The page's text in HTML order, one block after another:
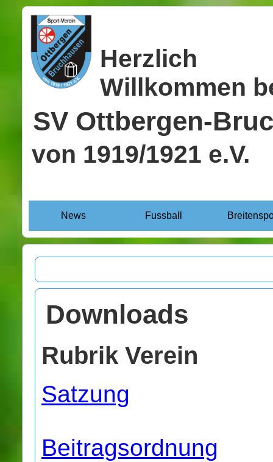
Herzlich
Willkommen
SV Ottbergen-
von 1919/1921 e.V.
News Fussball
Downloads
Rubrik Verein
Satzung
Beitragsordnung